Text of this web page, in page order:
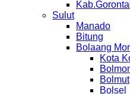
Sulut
Manado
Bitung
Bolaang
Kota
Bolmut
Bolsel